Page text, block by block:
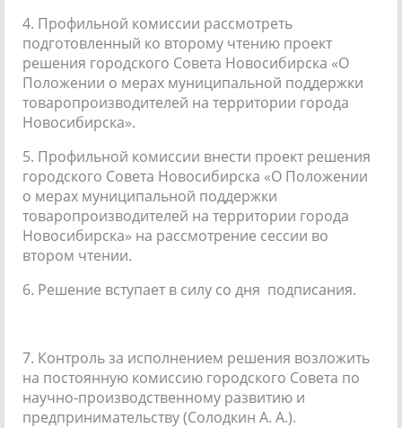
4. Профильной комиссии рассмотреть
подготовленный ко второму чтению проект
решения городского Совета Новосибирска «О
Положении о мерах муниципальной поддержки
товаропроизводителей на территории города
Новосибирска».
5. Профильной комиссии внести проект решения
городского Совета Новосибирска «О Положении
о мерах муниципальной поддержки
товаропроизводителей на территории города
Новосибирска» на рассмотрение сессии во
втором чтении.
6. Решение вступает в силу со дня подписания.
7. Контроль за исполнением решения возложить
на постоянную комиссию городского Совета по
научно-производственному развитию и
предпринимательству (Солодкин А. А.).